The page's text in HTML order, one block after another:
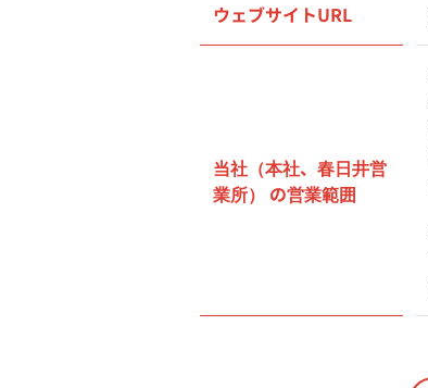
ウェブサイトURL
当社（本社、春日井営
業所） の営業範囲